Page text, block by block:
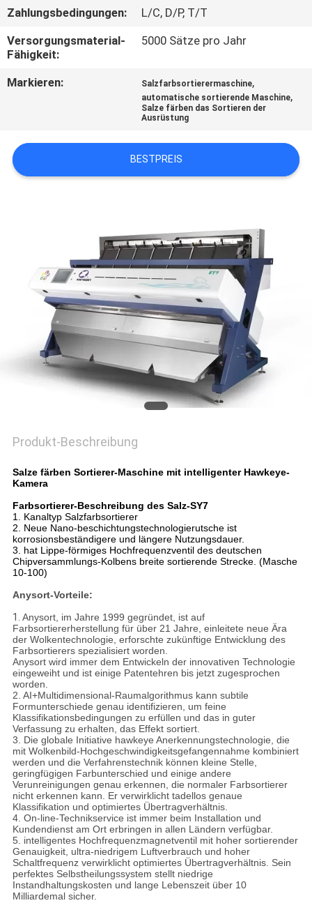
IN
VERBINDUNG
FORDERN
SITEMAP
PRIVACY
POLICY
Zahlungsbedingungen:
L/C, D/P, T/T
Versorgungsmaterial-
Fähigkeit:
5000 Sätze pro Jahr
Markieren: Salzfarbsortierermaschine,
automatische sortierende Maschine,
Salze färben das Sortieren der
Ausrüstung
BESTPREIS
Produkt-Beschreibung
Salze färben Sortierer-Maschine mit intelligenter Hawkeye-
Kamera
Farbsortierer-Beschreibung des Salz-SY7
1. Kanaltyp Salzfarbsortierer
2. Neue Nano-beschichtungstechnologierutsche ist
korrosionsbeständigere und längere Nutzungsdauer.
3. hat Lippe-förmiges Hochfrequenzventil des deutschen
Chipversammlungs-Kolbens breite sortierende Strecke. (Masche
10-100)
Anysort-Vorteile:
1. Anysort, im Jahre 1999 gegründet, ist auf
Farbsortiererherstellung für über 21 Jahre, einleitete neue Ära
der Wolkentechnologie, erforschte zukünftige Entwicklung des
Farbsortierers spezialisiert worden.
Anysort wird immer dem Entwickeln der innovativen Technologie
eingeweiht und ist einige Patentehren bis jetzt zugesprochen
worden.
2. AI+Multidimensional-Raumalgorithmus kann subtile
Formunterschiede genau identifizieren, um feine
Klassifikationsbedingungen zu erfüllen und das in guter
Verfassung zu erhalten, das Effekt sortiert.
3. Die globale Initiative hawkeye Anerkennungstechnologie, die
mit Wolkenbild-Hochgeschwindigkeitsgefangennahme kombiniert
werden und die Verfahrenstechnik können kleine Stelle,
geringfügigen Farbunterschied und einige andere
Verunreinigungen genau erkennen, die normaler Farbsortierer
nicht erkennen kann. Er verwirklicht tadellos genaue
Klassifikation und optimiertes Übertragverhältnis.
4. On-line-Technikservice ist immer beim Installation und
Kundendienst am Ort erbringen in allen Ländern verfügbar.
5. intelligentes Hochfrequenzmagnetventil mit hoher sortierender
Genauigkeit, ultra-niedrigem Luftverbrauch und hoher
Schaltfrequenz verwirklicht optimiertes Übertragverhältnis. Sein
perfektes Selbstheilungssystem stellt niedrige
Instandhaltungskosten und lange Lebenszeit über 10
Milliardemal sicher.